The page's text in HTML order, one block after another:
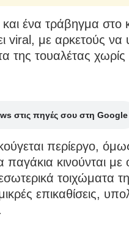
ένα τράβηγμα στο
viral, με αρκετούς να
της τουαλέτας
στις πηγές σου στη Google
περίεργο,
κινούνται με
τοιχώματα
επικαθίσεις,